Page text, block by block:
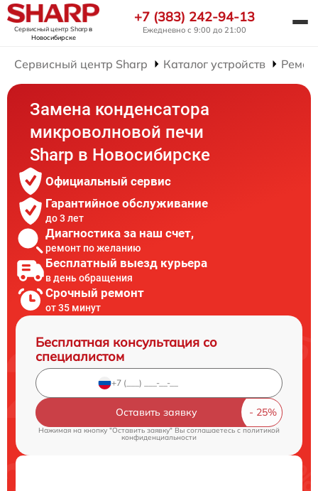
Сервисный центр Sharpв
Новосибирске
+7 (383) 242-94-13
Ежедневно с 9:00 до 21:00
Сервисный центр Sharp Каталог устройств
Замена конденсатора
микроволновой печи
Sharp в Новосибирске
Официальный сервис
Гарантийное обслуживание
до 3 лет
Диагностика за наш счет,
ремонт по желанию
Бесплатный выезд курьера
в день обращения
Срочный ремонт
от 35 минут
Бесплатная консультация со
специалистом
Оставить заявку
Нажимая на кнопку "Оставить заявку" Вы соглашаетесь cполитикой
конфиденциальности